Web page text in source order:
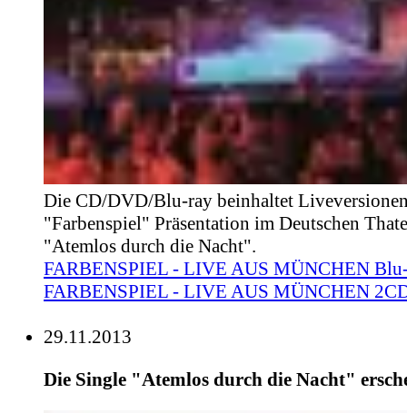
Die CD/DVD/Blu-ray beinhaltet
"Farbenspiel" Präsentation im Deutschen
"Atemlos durch die Nacht".
FARBENSPIEL - LIVE AUS MÜNCHEN
FARBENSPIEL - LIVE AUS MÜNCHEN
29.11.2013
Die Single "Atemlos durch die Nacht"